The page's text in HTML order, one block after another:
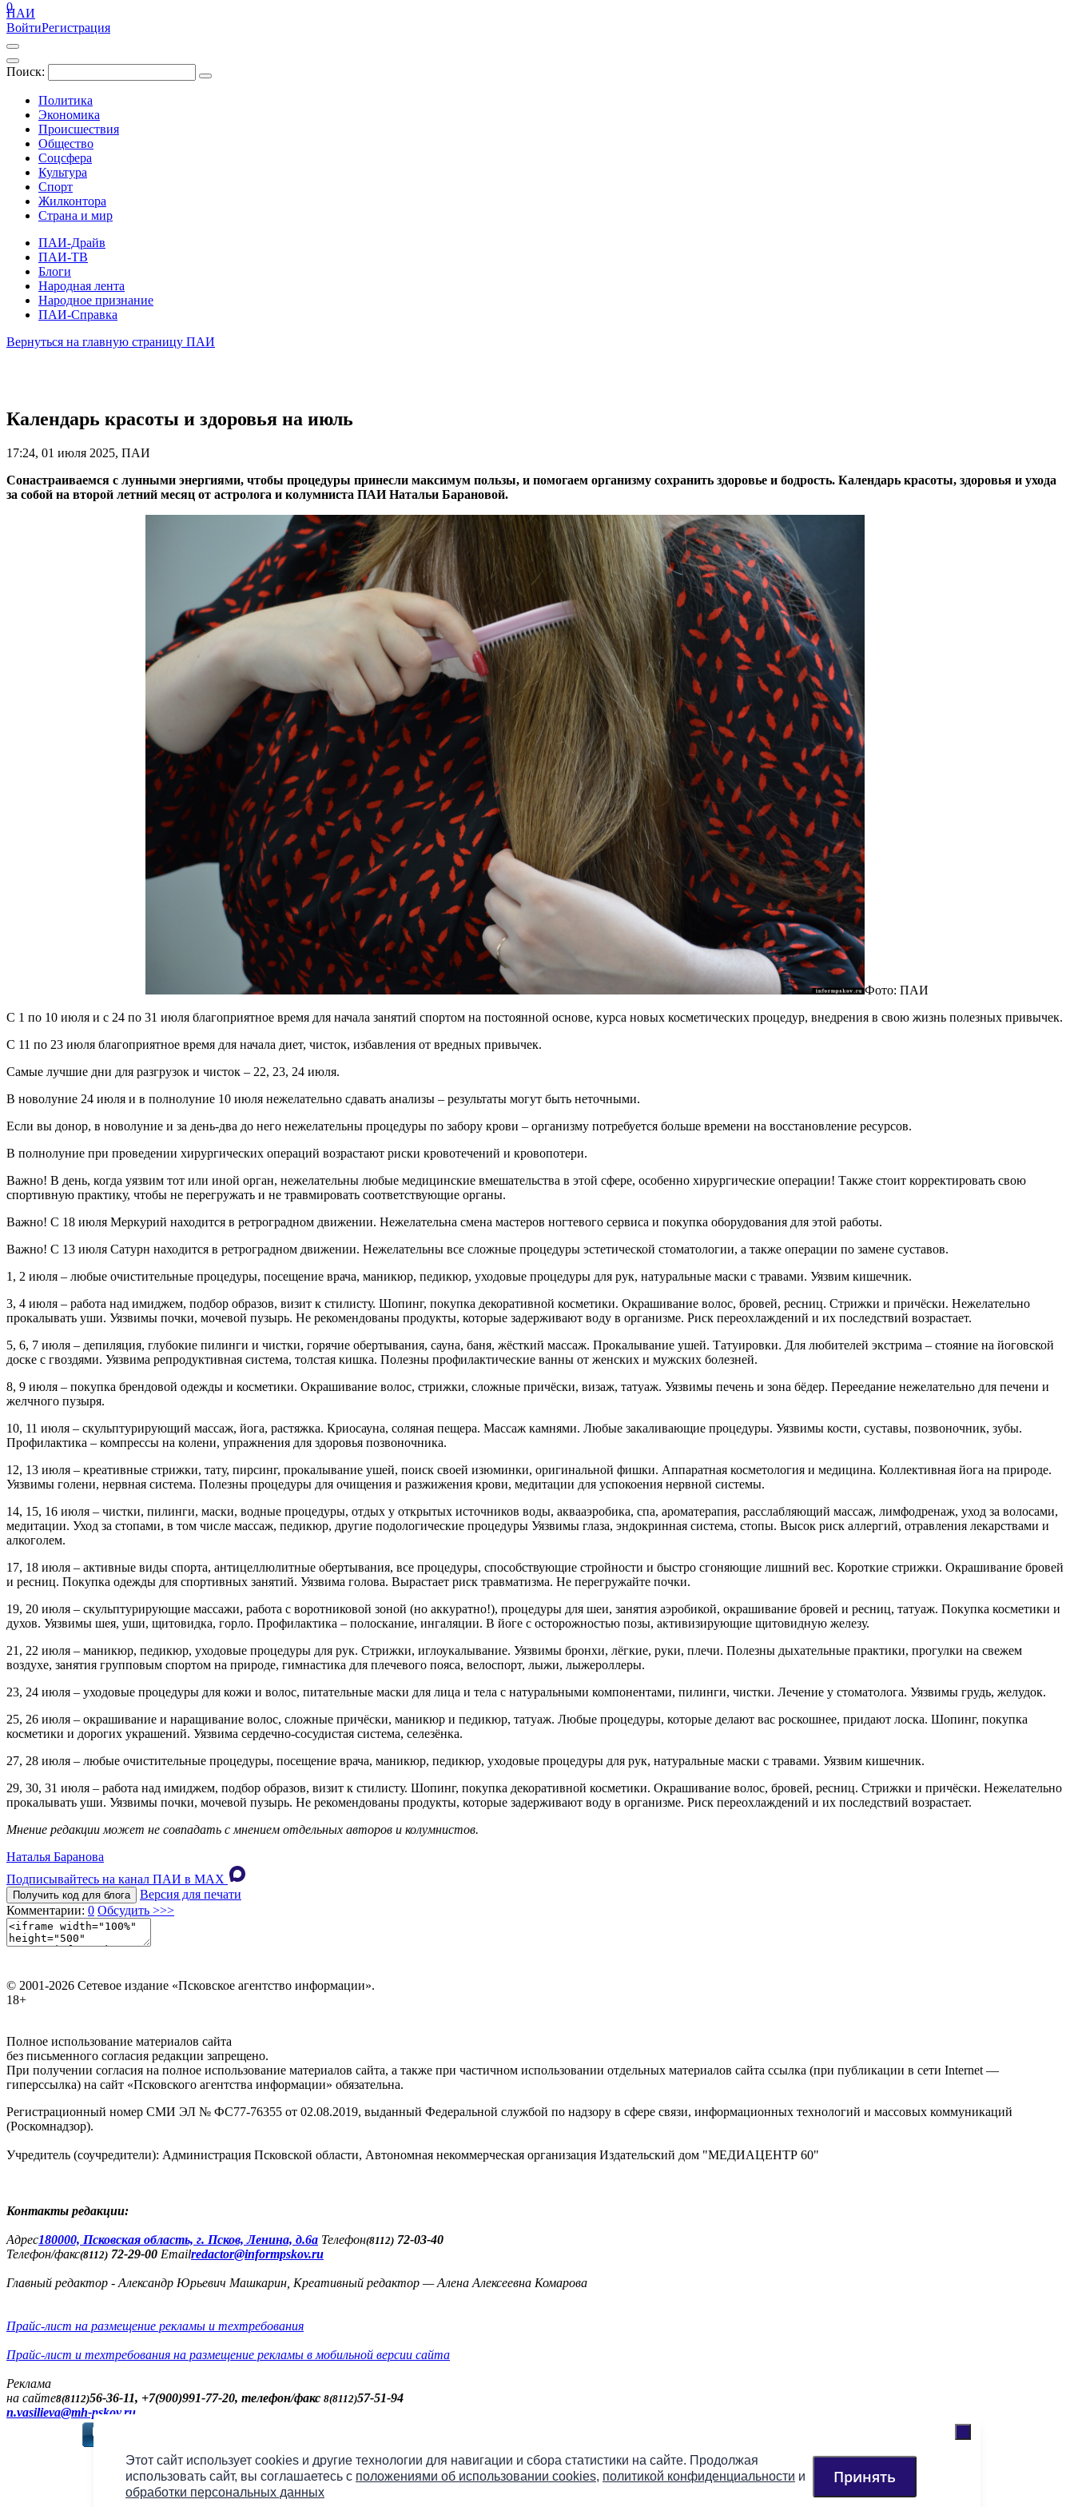
ПАИ
ВойтиРегистрация
Поиск:
Политика
Экономика
Происшествия
Общество
Соцсфера
Культура
Спорт
Жилконтора
Страна и мир
ПАИ-Драйв
ПАИ-ТВ
Блоги
Народная лента
Народное признание
ПАИ-Справка
Этот сайт использует cookies и другие технологии для навигации и сбора статистики на сайте. Продолжая
использовать сайт, вы соглашаетесь с положениями об использовании cookies, политикой конфиденциальности и
обработки персональных данных
Принять
0
Вернуться на главную страницу ПАИ
Календарь красоты и здоровья на июль
17:24, 01 июля 2025, ПАИ
Сонастраиваемся с лунными энергиями, чтобы процедуры принесли максимум пользы, и помогаем организму сохранить здоровье и бодрость. Календарь красоты, здоровья и ухода
за собой на второй летний месяц от астролога и колумниста ПАИ Натальи Барановой.
Фото: ПАИ
С 1 по 10 июля и с 24 по 31 июля благоприятное время для начала занятий спортом на постоянной основе, курса новых косметических процедур, внедрения в свою жизнь полезных привычек.
С 11 по 23 июля благоприятное время для начала диет, чисток, избавления от вредных привычек.
Самые лучшие дни для разгрузок и чисток – 22, 23, 24 июля.
В новолуние 24 июля и в полнолуние 10 июля нежелательно сдавать анализы – результаты могут быть неточными.
Если вы донор, в новолуние и за день-два до него нежелательны процедуры по забору крови – организму потребуется больше времени на восстановление ресурсов.
В полнолуние при проведении хирургических операций возрастают риски кровотечений и кровопотери.
Важно! В день, когда уязвим тот или иной орган, нежелательны любые медицинские вмешательства в этой сфере, особенно хирургические операции! Также стоит корректировать свою
спортивную практику, чтобы не перегружать и не травмировать соответствующие органы.
Важно! С 18 июля Меркурий находится в ретроградном движении. Нежелательна смена мастеров ногтевого сервиса и покупка оборудования для этой работы.
Важно! С 13 июля Сатурн находится в ретроградном движении. Нежелательны все сложные процедуры эстетической стоматологии, а также операции по замене суставов.
1, 2 июля – любые очистительные процедуры, посещение врача, маникюр, педикюр, уходовые процедуры для рук, натуральные маски с травами. Уязвим кишечник.
3, 4 июля – работа над имиджем, подбор образов, визит к стилисту. Шопинг, покупка декоративной косметики. Окрашивание волос, бровей, ресниц. Стрижки и причёски. Нежелательно
прокалывать уши. Уязвимы почки, мочевой пузырь. Не рекомендованы продукты, которые задерживают воду в организме. Риск переохлаждений и их последствий возрастает.
5, 6, 7 июля – депиляция, глубокие пилинги и чистки, горячие обертывания, сауна, баня, жёсткий массаж. Прокалывание ушей. Татуировки. Для любителей экстрима – стояние на йоговской
доске с гвоздями. Уязвима репродуктивная система, толстая кишка. Полезны профилактические ванны от женских и мужских болезней.
8, 9 июля – покупка брендовой одежды и косметики. Окрашивание волос, стрижки, сложные причёски, визаж, татуаж. Уязвимы печень и зона бёдер. Переедание нежелательно для печени и
желчного пузыря.
10, 11 июля – скульптурирующий массаж, йога, растяжка. Криосауна, соляная пещера. Массаж камнями. Любые закаливающие процедуры. Уязвимы кости, суставы, позвоночник, зубы.
Профилактика – компрессы на колени, упражнения для здоровья позвоночника.
12, 13 июля – креативные стрижки, тату, пирсинг, прокалывание ушей, поиск своей изюминки, оригинальной фишки. Аппаратная косметология и медицина. Коллективная йога на природе.
Уязвимы голени, нервная система. Полезны процедуры для очищения и разжижения крови, медитации для успокоения нервной системы.
14, 15, 16 июля – чистки, пилинги, маски, водные процедуры, отдых у открытых источников воды, аквааэробика, спа, ароматерапия, расслабляющий массаж, лимфодренаж, уход за волосами,
медитации. Уход за стопами, в том числе массаж, педикюр, другие подологические процедуры Уязвимы глаза, эндокринная система, стопы. Высок риск аллергий, отравления лекарствами и
алкоголем.
17, 18 июля – активные виды спорта, антицеллюлитные обертывания, все процедуры, способствующие стройности и быстро сгоняющие лишний вес. Короткие стрижки. Окрашивание бровей
и ресниц. Покупка одежды для спортивных занятий. Уязвима голова. Вырастает риск травматизма. Не перегружайте почки.
19, 20 июля – скульптурирующие массажи, работа с воротниковой зоной (но аккуратно!), процедуры для шеи, занятия аэробикой, окрашивание бровей и ресниц, татуаж. Покупка косметики и
духов. Уязвимы шея, уши, щитовидка, горло. Профилактика – полоскание, ингаляции. В йоге с осторожностью позы, активизирующие щитовидную железу.
21, 22 июля – маникюр, педикюр, уходовые процедуры для рук. Стрижки, иглоукалывание. Уязвимы бронхи, лёгкие, руки, плечи. Полезны дыхательные практики, прогулки на свежем
воздухе, занятия групповым спортом на природе, гимнастика для плечевого пояса, велоспорт, лыжи, лыжероллеры.
23, 24 июля – уходовые процедуры для кожи и волос, питательные маски для лица и тела с натуральными компонентами, пилинги, чистки. Лечение у стоматолога. Уязвимы грудь, желудок.
25, 26 июля – окрашивание и наращивание волос, сложные причёски, маникюр и педикюр, татуаж. Любые процедуры, которые делают вас роскошнее, придают лоска. Шопинг, покупка
косметики и дорогих украшений. Уязвима сердечно-сосудистая система, селезёнка.
27, 28 июля – любые очистительные процедуры, посещение врача, маникюр, педикюр, уходовые процедуры для рук, натуральные маски с травами. Уязвим кишечник.
29, 30, 31 июля – работа над имиджем, подбор образов, визит к стилисту. Шопинг, покупка декоративной косметики. Окрашивание волос, бровей, ресниц. Стрижки и причёски. Нежелательно
прокалывать уши. Уязвимы почки, мочевой пузырь. Не рекомендованы продукты, которые задерживают воду в организме. Риск переохлаждений и их последствий возрастает.
Мнение редакции может не совпадать с мнением отдельных авторов и колумнистов.
Наталья Баранова
Подписывайтесь на канал ПАИ в MAХ
Получить код для блога
Версия для печати
Комментарии: 0 Обсудить >>>
© 2001-2026 Сетевое издание «Псковское агентство информации».
18+
Полное использование материалов сайта
без письменного согласия редакции запрещено.
При получении согласия на полное использование материалов сайта, а также при частичном использовании отдельных материалов сайта ссылка (при публикации в сети Internet —
гиперссылка) на сайт «Псковского агентства информации» обязательна.
Регистрационный номер СМИ ЭЛ № ФС77-76355 от 02.08.2019, выданный Федеральной службой по надзору в сфере связи, информационных технологий и массовых коммуникаций
(Роскомнадзор).
Учредитель (соучредители): Администрация Псковской области, Автономная некоммерческая организация Издательский дом "МЕДИАЦЕНТР 60"
Контакты редакции:
Адреc180000, Псковская область, г. Псков, Ленина, д.6а Телефон(8112) 72-03-40
Телефон/факс(8112) 72-29-00 Emailredactor@informpskov.ru
Главный редактор - Александр Юрьевич Машкарин, Креативный редактор — Алена Алексеевна Комарова
Прайс-лист на размещение рекламы и техтребования
Прайс-лист и техтребования на размещение рекламы в мобильной версии сайта
Реклама
на сайте8(8112)56-36-11, +7(900)991-77-20, телефон/факс 8(8112)57-51-94
n.vasilieva@mh-pskov.ru
Слушать радио «7 небо» онлайн